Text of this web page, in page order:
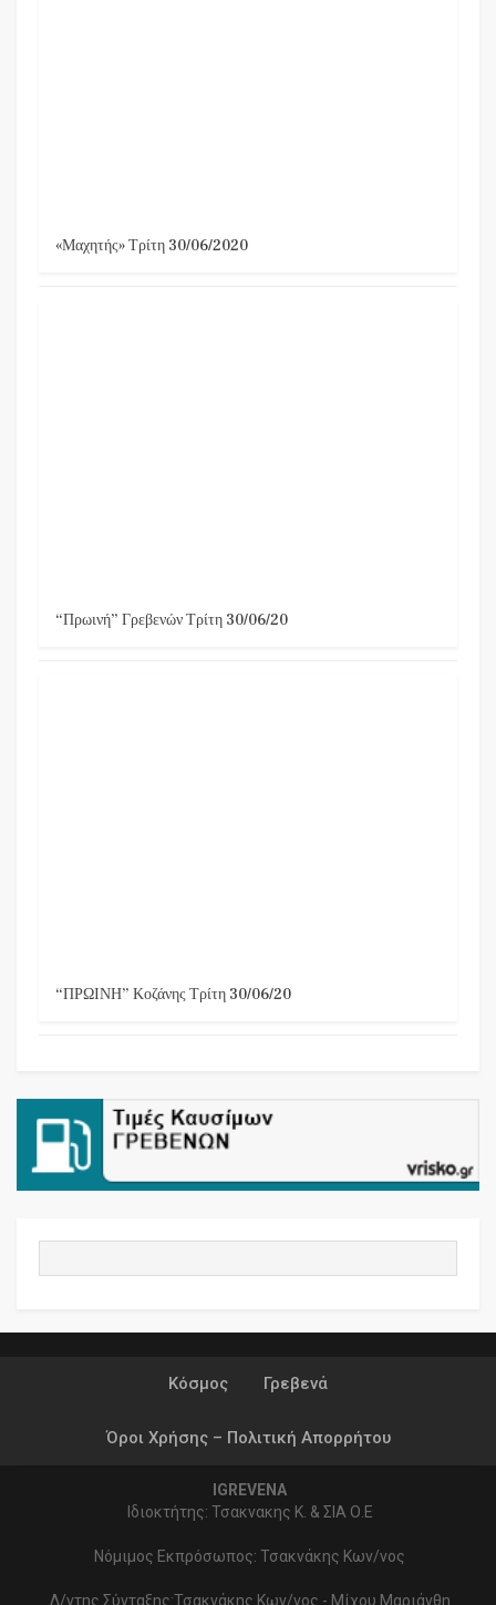
«Μαχητής» Τρίτη 30/06/2020
“Πρωινή” Γρεβενών Τρίτη 30/06/20
“ΠΡΩΙΝΗ” Κοζάνης Τρίτη 30/06/20
Κόσμος Γρεβενά
Όροι Χρήσης – Πολιτική Απορρήτου
IGREVENA
Ιδιοκτήτης: Τσακνακης Κ. & ΣΙΑ Ο.Ε
Νόμιμος Εκπρόσωπος: Τσακνάκης Κων/νος
Δ/ντης Σύνταξης:Τσακνάκης Κων/νος - Μίχου Μαριάνθη